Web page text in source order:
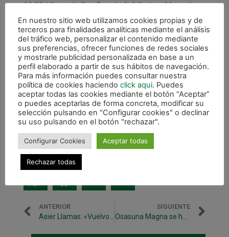
11:00 | Ikastola San Fermín 4-4 Cadete Masculino
12:00 | Tercera División 2-3 Cintru´énigo FS
12:00 | Infantil Masculino 4-1 Avance Ezca
17:30 | Siete Años 1-6 Gazte Berriak
18:30 | Ocho Años 11-2 Mutilvera FS
DOMINGO:
12:00 | CD Ibararte 2-6 Juvenil Masculino
12:30 | Cadete Femenino 4-1 CD Orvina
ANTERIOR SIGUIENTE
En nuestro sitio web utilizamos cookies propias y de
terceros para finalidades analíticas mediante el análisis
del tráfico web, personalizar el contenido mediante
sus preferencias, ofrecer funciones de redes sociales
y mostrarle publicidad personalizada en base a un
perfil elaborado a partir de sus hábitos de navegación.
Para más información puedes consultar nuestra
política de cookies haciendo click aqui. Puedes
aceptar todas las cookies mediante el botón “Aceptar”
o puedes aceptarlas de forma concreta, modificar su
selección pulsando en "Configurar cookies" o declinar
su uso pulsando en el botón "rechazar".
Configurar Cookies Aceptar todas
Rechazar todas